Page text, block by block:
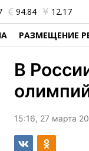
94.84 12.17
РАЗМЕЩЕНИЕ
В
15:16, 27 марта